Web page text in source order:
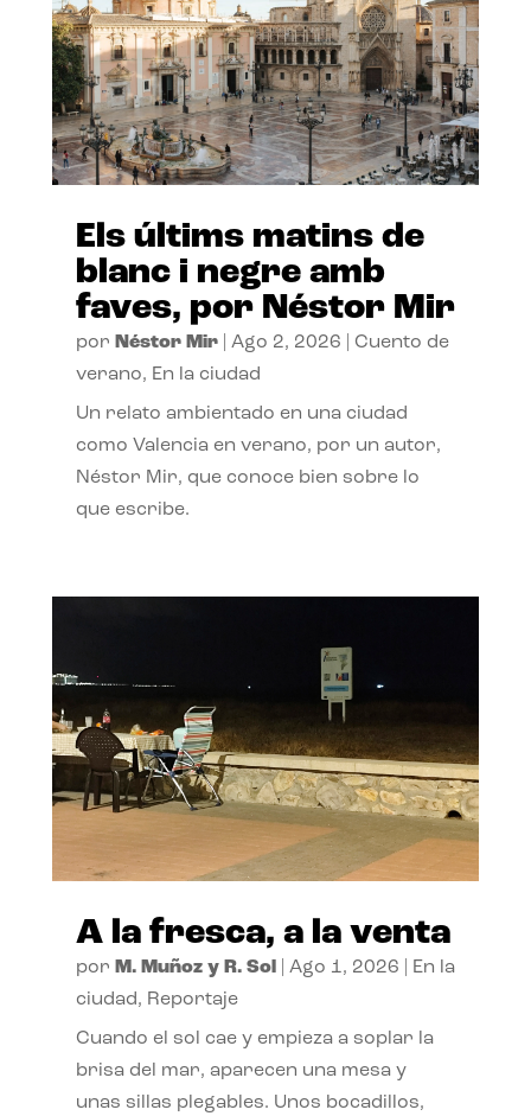
Els últims matins de
blanc i negre amb
faves, por Néstor Mir
por Néstor Mir| Ago 2, 2026
Cuento de
verano, En la ciudad
Un relato ambientado en una ciudad
como Valencia en verano, por un autor,
Néstor Mir, que conoce bien sobre lo
que escribe.
A la fresca, a la venta
por M. Muñoz y R. Sol| Ago 1, 2026
En la
ciudad, Reportaje
Cuando el sol cae y empieza a soplar la
brisa del mar, aparecen una mesa y
unas sillas plegables. Unos bocadillos,